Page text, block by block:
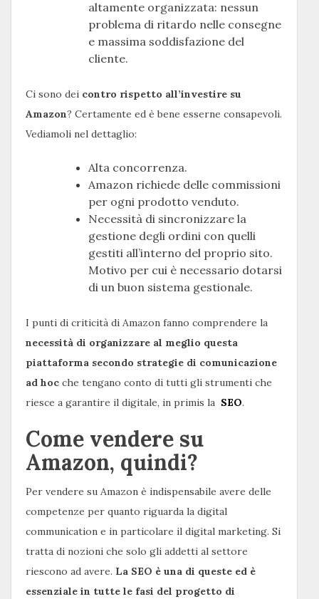
altamente organizzata: nessun
problema di ritardo nelle consegne
e massima soddisfazione del
cliente.
Ci sono dei contro rispetto all’investire su
Amazon? Certamente ed è bene esserne consapevoli.
Vediamoli nel dettaglio:
Alta concorrenza.
Amazon richiede delle commissioni
per ogni prodotto venduto.
Necessità di sincronizzare la
gestione degli ordini con quelli
gestiti all’interno del proprio sito.
Motivo per cui è necessario dotarsi
di un buon sistema gestionale.
I punti di criticità di Amazon fanno comprendere la
necessità di organizzare al meglio questa
piattaforma secondo strategie di comunicazione
ad hoc che tengano conto di tutti gli strumenti che
riesce a garantire il digitale, in primis la SEO.
Come vendere su
Amazon, quindi?
Per vendere su Amazon è indispensabile avere delle
competenze per quanto riguarda la digital
communication e in particolare il digital marketing. Si
tratta di nozioni che solo gli addetti al settore
riescono ad avere. La SEO è una di queste ed è
essenziale in tutte le fasi del progetto di